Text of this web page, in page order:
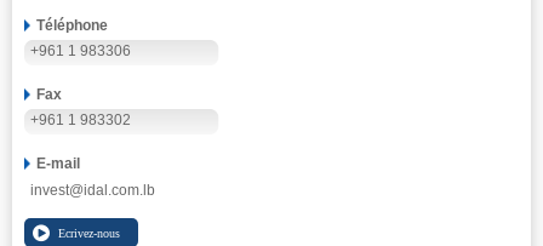
Téléphone
+961 1 983306
Fax
+961 1 983302
E-mail
invest@idal.com.lb